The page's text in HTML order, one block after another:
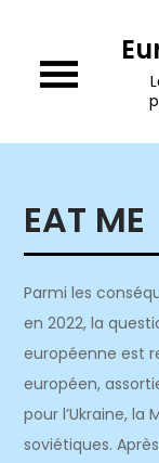
content
EAT ME
Parmi les
en 2022, la
européenne est
européen,
pour l’Ukraine, la
soviétiques.